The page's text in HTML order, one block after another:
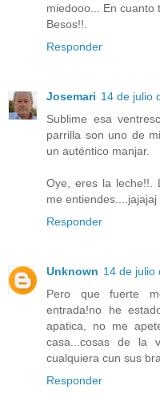
miedooo... En cuanto
Besos!!.
Responder
Josemari 14 de julio
Sublime esa
parrilla son uno de
un auténtico manjar.
Oye, eres la leche!!.
me entiendes....jajajaj
Responder
Unknown 14 de julio
Pero que fuerte
entrada!no he
apatica, no me
casa...cosas de la
cualquiera cun sus
Responder